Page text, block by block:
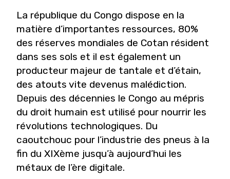
La république du Congo dispose en la
matière d’importantes ressources, 80%
des réserves mondiales de Cotan résident
dans ses sols et il est également un
producteur majeur de tantale et d’étain,
des atouts vite devenus malédiction.
Depuis des décennies le Congo au mépris
du droit humain est utilisé pour nourrir les
révolutions technologiques. Du
caoutchouc pour l’industrie des pneus à la
fin du XIXème jusqu’à aujourd’hui les
métaux de l’ère digitale.